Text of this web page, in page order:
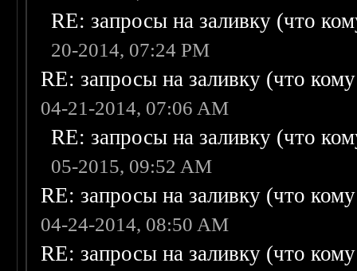
RE: запросы на заливку (что
20-2014, 07:24 PM
RE: запросы на заливку (что
04-21-2014, 07:06 AM
RE: запросы на заливку (что
05-2015, 09:52 AM
RE: запросы на заливку (что
04-24-2014, 08:50 AM
RE: запросы на заливку (что